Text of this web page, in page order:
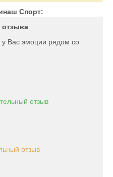
Спорт:
Вас эмоции рядом со
отзыв
отзыв